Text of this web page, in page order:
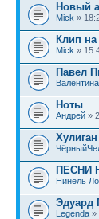
Новый
Mick »
Клип на
Mick »
Павел
Валентина
Ноты
Андрей »
Хулиган
ПЕСНИ
Нинель
Эдуард
Legenda »